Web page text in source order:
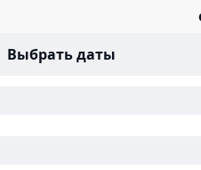
Выбрать даты